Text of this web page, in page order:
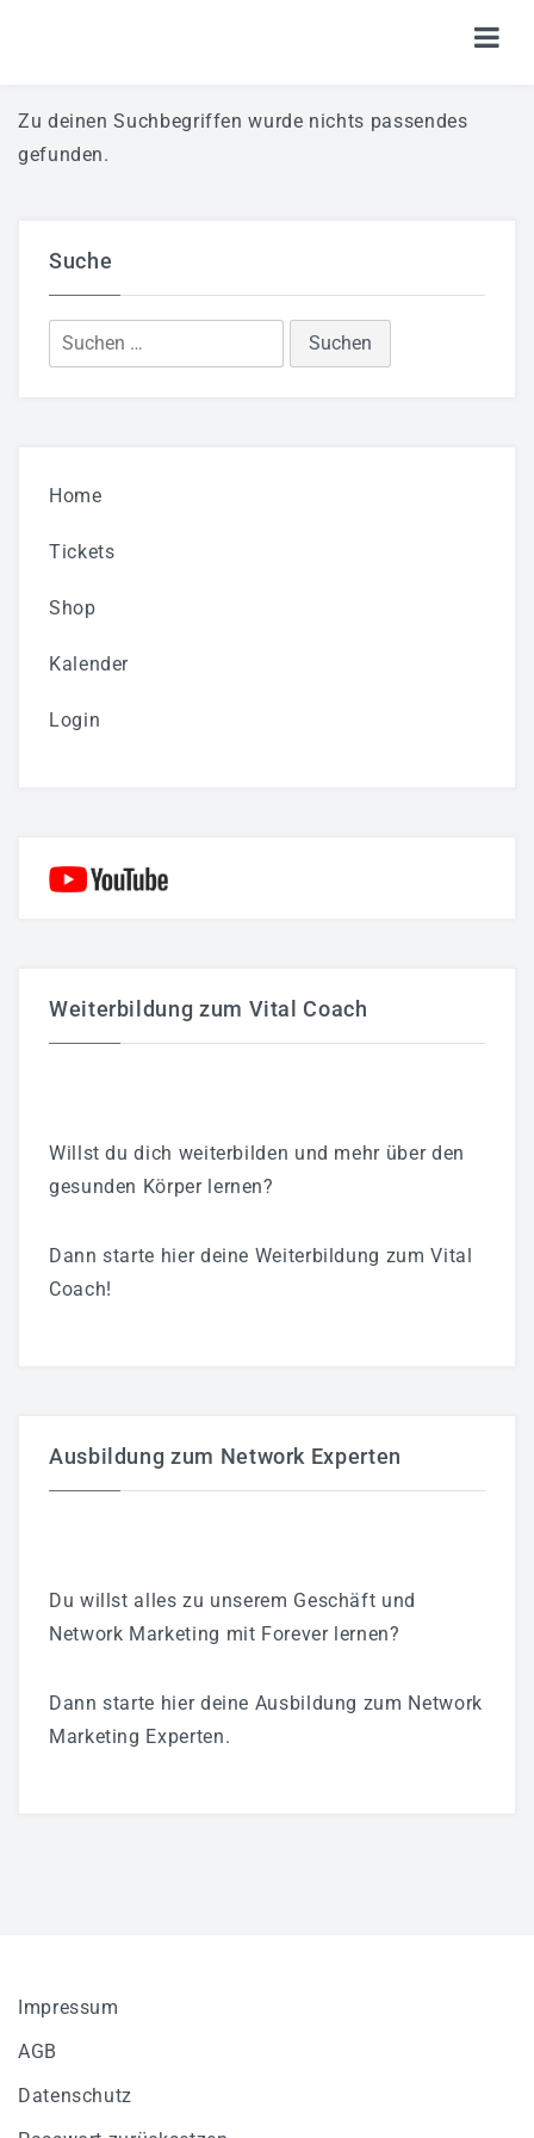
HOME
TICKETS
KALENDER
LOGIN
Zu deinen Suchbegriffen wurde nichts passendes
gefunden.
Suche
Suchen
nach:
Home
Tickets
Shop
Kalender
Login
Weiterbildung zum Vital Coach
Willst du dich weiterbilden und mehr über den
gesunden Körper lernen?
Dann starte hier deine Weiterbildung zum Vital
Coach!
Ausbildung zum Network Experten
Du willst alles zu unserem Geschäft und
Network Marketing mit Forever lernen?
Dann starte hier deine Ausbildung zum Network
Marketing Experten.
Impressum
AGB
Datenschutz